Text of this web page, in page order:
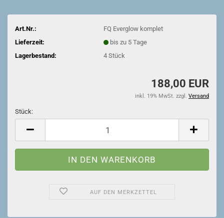
Art.Nr.:
FQ Everglow komplet
Lieferzeit:
bis zu 5 Tage
Lagerbestand:
4 Stück
188,00 EUR
inkl. 19% MwSt. zzgl. Versand
Stück:
AUF DEN MERKZETTEL